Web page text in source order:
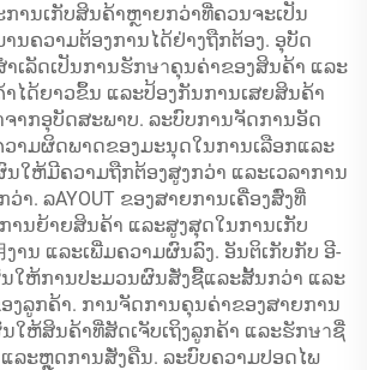
ານເກັບສິນຄ້າຫຼາຍກວ່າທີ່ຄວນຈະເປັນ
ນຄວາມຕ້ອງການໄດ້ຢ່າງຖືກຕ້ອງ. ອຸບັດ
ເລັດເປັນການຮັກษาຄຸນຄ່າຂອງສິນຄ້າ ແລະ
ໄດ້ຍາວຂຶ້ນ ແລະປ້ອງກັນການເສຍສິນຄ້າ
າກອຸບັດສະພາບ. ລະບົບການຈັດການອັດ
າມຜິດພາດຂອງມະນຸດໃນການເລືອກແລະ
ນໃຫ້ມີຄວາມຖືກຕ້ອງສູງກວ່າ ແລະເວລາການ
າ. ລAYOUT ຂອງສາຍການເຄື່ອງສົ່ງທີ່
ານຍ້າຍສິນຄ້າ ແລະສູງສຸດໃນການເກັບ
ານ ແລະເພີ່ມຄວາມຜົນລົງ. ອັນຕິເກັບກັບ ອີ-
ນໃຫ້ການປະມວນຜົນສັ່ງຊື້ແລະສັ້ນກວ່າ ແລະ
ງລູກຄ້າ. ການຈັດການຄຸນຄ່າຂອງສາຍການ
ນໃຫ້ສິນຄ້າທີ່ສັດເຈັບເຖິງລູກຄ້າ ແລະຮັກษาຊື່
ລະຫຼຸດການສັ່ງຄືນ. ລະບົບຄວາມປອດໄພ